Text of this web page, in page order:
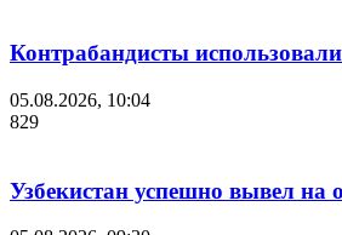
Контрабандисты
05.08.2026, 10:04
829
Узбекистан успешно вывел на